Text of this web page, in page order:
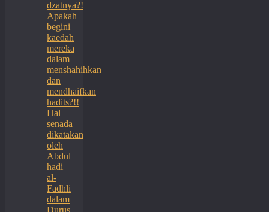
dzatnya?!
Apakah
begini
kaedah
mereka
dalam
menshahihkan
dan
mendhaifkan
hadits?!!
Hal
senada
dikatakan
oleh
Abdul
hadi
al-
Fadhli
dalam